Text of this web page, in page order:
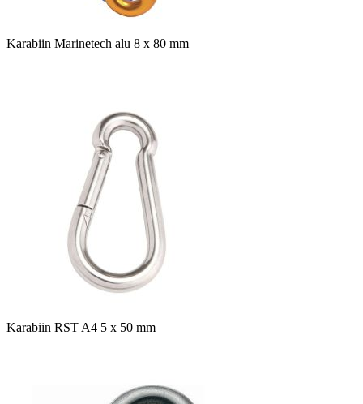
Karabiin Marinetech alu 8 x 80 mm
Karabiin RST A4 5 x 50 mm